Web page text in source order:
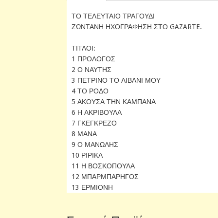
ΤΟ ΤΕΛΕΥΤΑΙΟ ΤΡΑΓΟΥΔΙ
ΖΩΝΤΑΝΗ ΗΧΟΓΡΑΦΗΣΗ ΣΤΟ GAZARTE.
ΤΙΤΛΟΙ:
1 ΠΡΟΛΟΓΟΣ
2 Ο ΝΑΥΤΗΣ
3 ΠΕΤΡΙΝΟ ΤΟ ΛΙΒΑΝΙ ΜΟΥ
4 ΤΟ ΡΟΔΟ
5 ΑΚΟΥΣΑ ΤΗΝ ΚΑΜΠΑΝΑ
6 Η ΑΚΡΙΒΟΥΛΑ
7 ΓΚΕΓΚΡΕΖΟ
8 ΜΑΝΑ
9 Ο ΜΑΝΩΛΗΣ
10 ΡΙΡΙΚΑ
11 Η ΒΟΣΚΟΠΟΥΛΑ
12 ΜΠΑΡΜΠΑΡΗΓΟΣ
13 ΕΡΜΙΟΝΗ